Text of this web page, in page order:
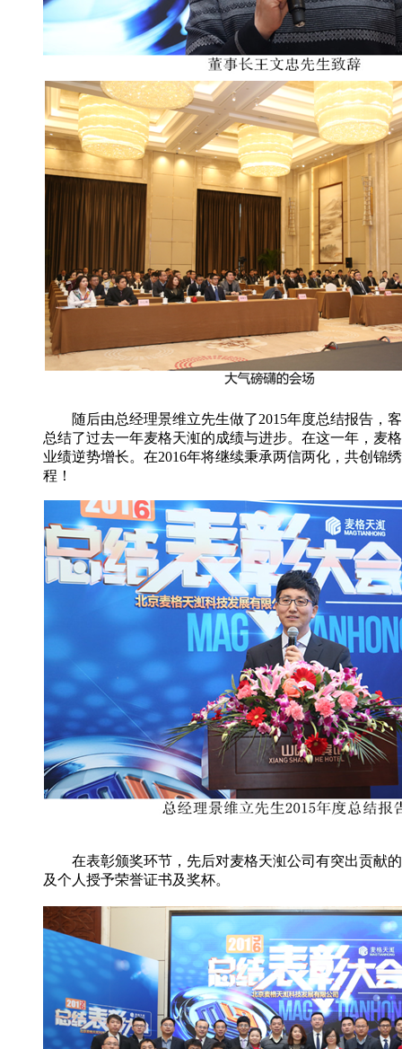
随后由总经理景维立先生做了2015年度总结报告，
总结了过去一年麦格天渱的成绩与进步。在这一年，麦
业绩逆势增长。在2016年将继续秉承两信两化，共创锦
程！
在表彰颁奖环节，先后对麦格天渱公司有突出贡献
及个人授予荣誉证书及奖杯。